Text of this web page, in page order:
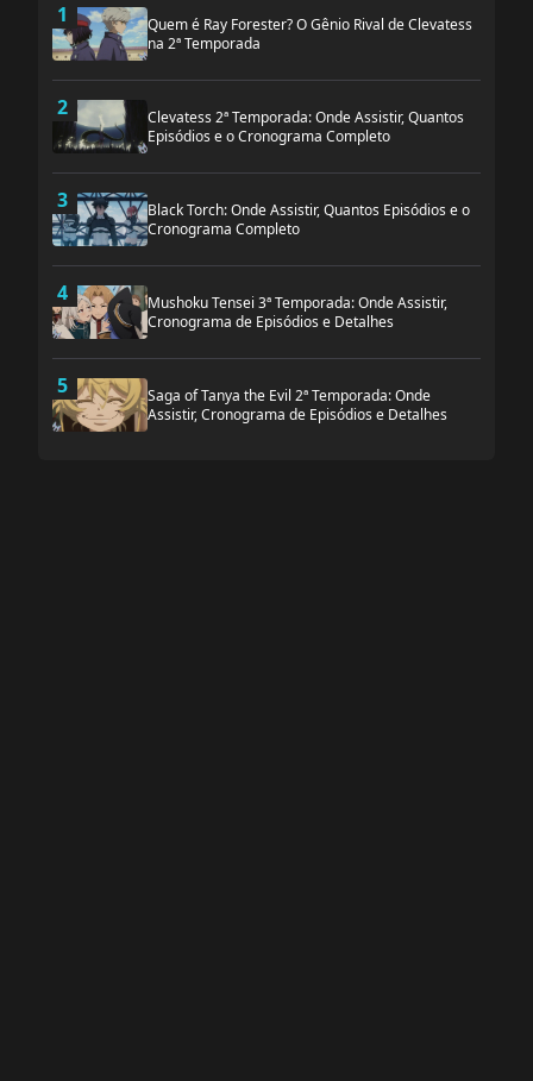
1
Quem é Ray Forester? O Gênio Rival de Clevatess
na 2ª Temporada
2
Clevatess 2ª Temporada: Onde Assistir, Quantos
Episódios e o Cronograma Completo
3
Black Torch: Onde Assistir, Quantos Episódios e o
Cronograma Completo
4
Mushoku Tensei 3ª Temporada: Onde Assistir,
Cronograma de Episódios e Detalhes
5
Saga of Tanya the Evil 2ª Temporada: Onde
Assistir, Cronograma de Episódios e Detalhes